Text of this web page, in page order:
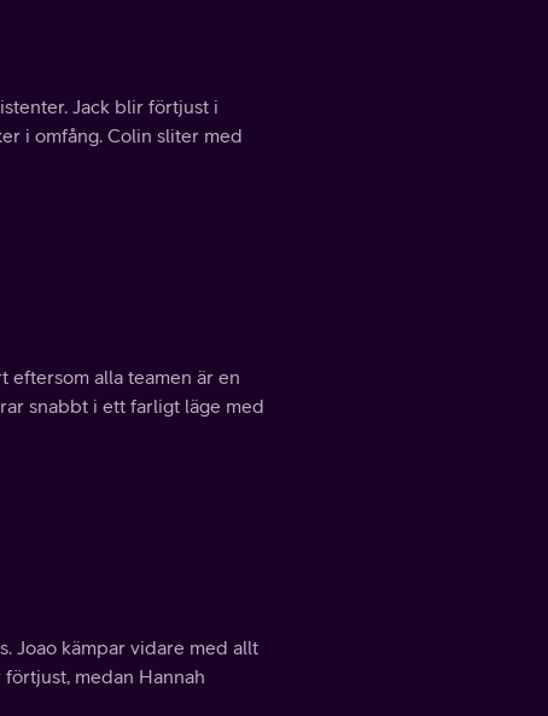
Jack blir förtjust i
i omfång. Colin sliter med
eftersom alla teamen är en
snabbt i ett farligt läge med
Joao kämpar vidare med allt
medan Hannah